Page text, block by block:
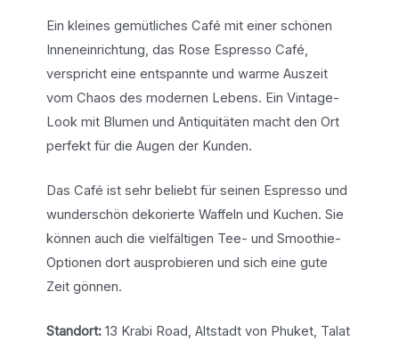
Ein kleines gemütliches Café mit einer schönen
Inneneinrichtung, das Rose Espresso Café,
verspricht eine entspannte und warme Auszeit
vom Chaos des modernen Lebens. Ein Vintage-
Look mit Blumen und Antiquitäten macht den Ort
perfekt für die Augen der Kunden.
Das Café ist sehr beliebt für seinen Espresso und
wunderschön dekorierte Waffeln und Kuchen. Sie
können auch die vielfältigen Tee- und Smoothie-
Optionen dort ausprobieren und sich eine gute
Zeit gönnen.
Standort:13 Krabi Road, Altstadt von Phuket, Talat